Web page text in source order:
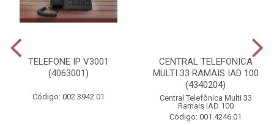
TELEFONE IP V3001
(4063001)
Código: 002.3942.01
CENTRAL TELEFONICA
MULTI 33 RAMAIS IAD 100
(4340204)
Central Telefônica Multi 33
Ramais IAD 100
Código: 001.4246.01